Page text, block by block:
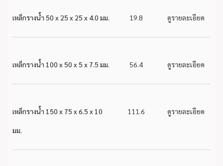
เหล็กรางน้ำ 50 x 25 x 25 x 4.0 มม. 19.8 ดูรายละเอียด
เหล็กรางน้ำ 100 x 50 x 5 x 7.5 มม. 56.4 ดูรายละเอียด
เหล็กรางน้ำ 150 x 75 x 6.5 x 10
มม.
111.6 ดูรายละเอียด